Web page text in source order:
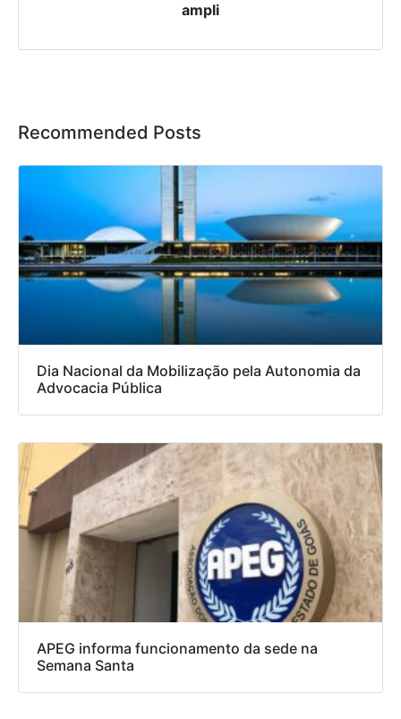
ampli
Recommended Posts
Dia Nacional da Mobilização pela Autonomia da
Advocacia Pública
APEG informa funcionamento da sede na
Semana Santa